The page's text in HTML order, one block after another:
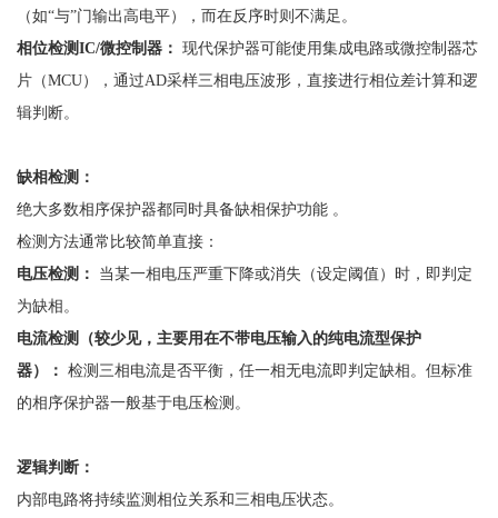
（如“与”门输出高电平），而在反序时则不满足。
相位检测IC/微控制器： 现代保护器可能使用集成电路或微控制器芯
片（MCU），通过AD采样三相电压波形，直接进行相位差计算和逻
辑判断。
缺相检测：
绝大多数相序保护器都同时具备缺相保护功能 。
检测方法通常比较简单直接：
电压检测：
当某一相电压严重下降或消失（设定阈值）时，即判定
为缺相。
电流检测（较少见，主要用在不带电压输入的纯电流型保护
器）： 检测三相电流是否平衡，任一相无电流即判定缺相。但标准
的相序保护器一般基于电压检测。
逻辑判断：
内部电路将持续监测相位关系和三相电压状态。